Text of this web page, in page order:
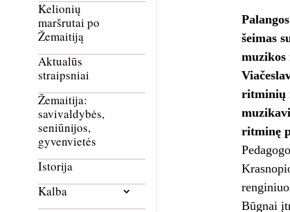
Kelionių
maršrutai po
Žemaitiją
Aktualūs
straipsniai
Žemaitija:
savivaldybės,
seniūnijos,
gyvenvietės
Istorija
Kalba
šeimas
ritminių
ritminę
Būgnai